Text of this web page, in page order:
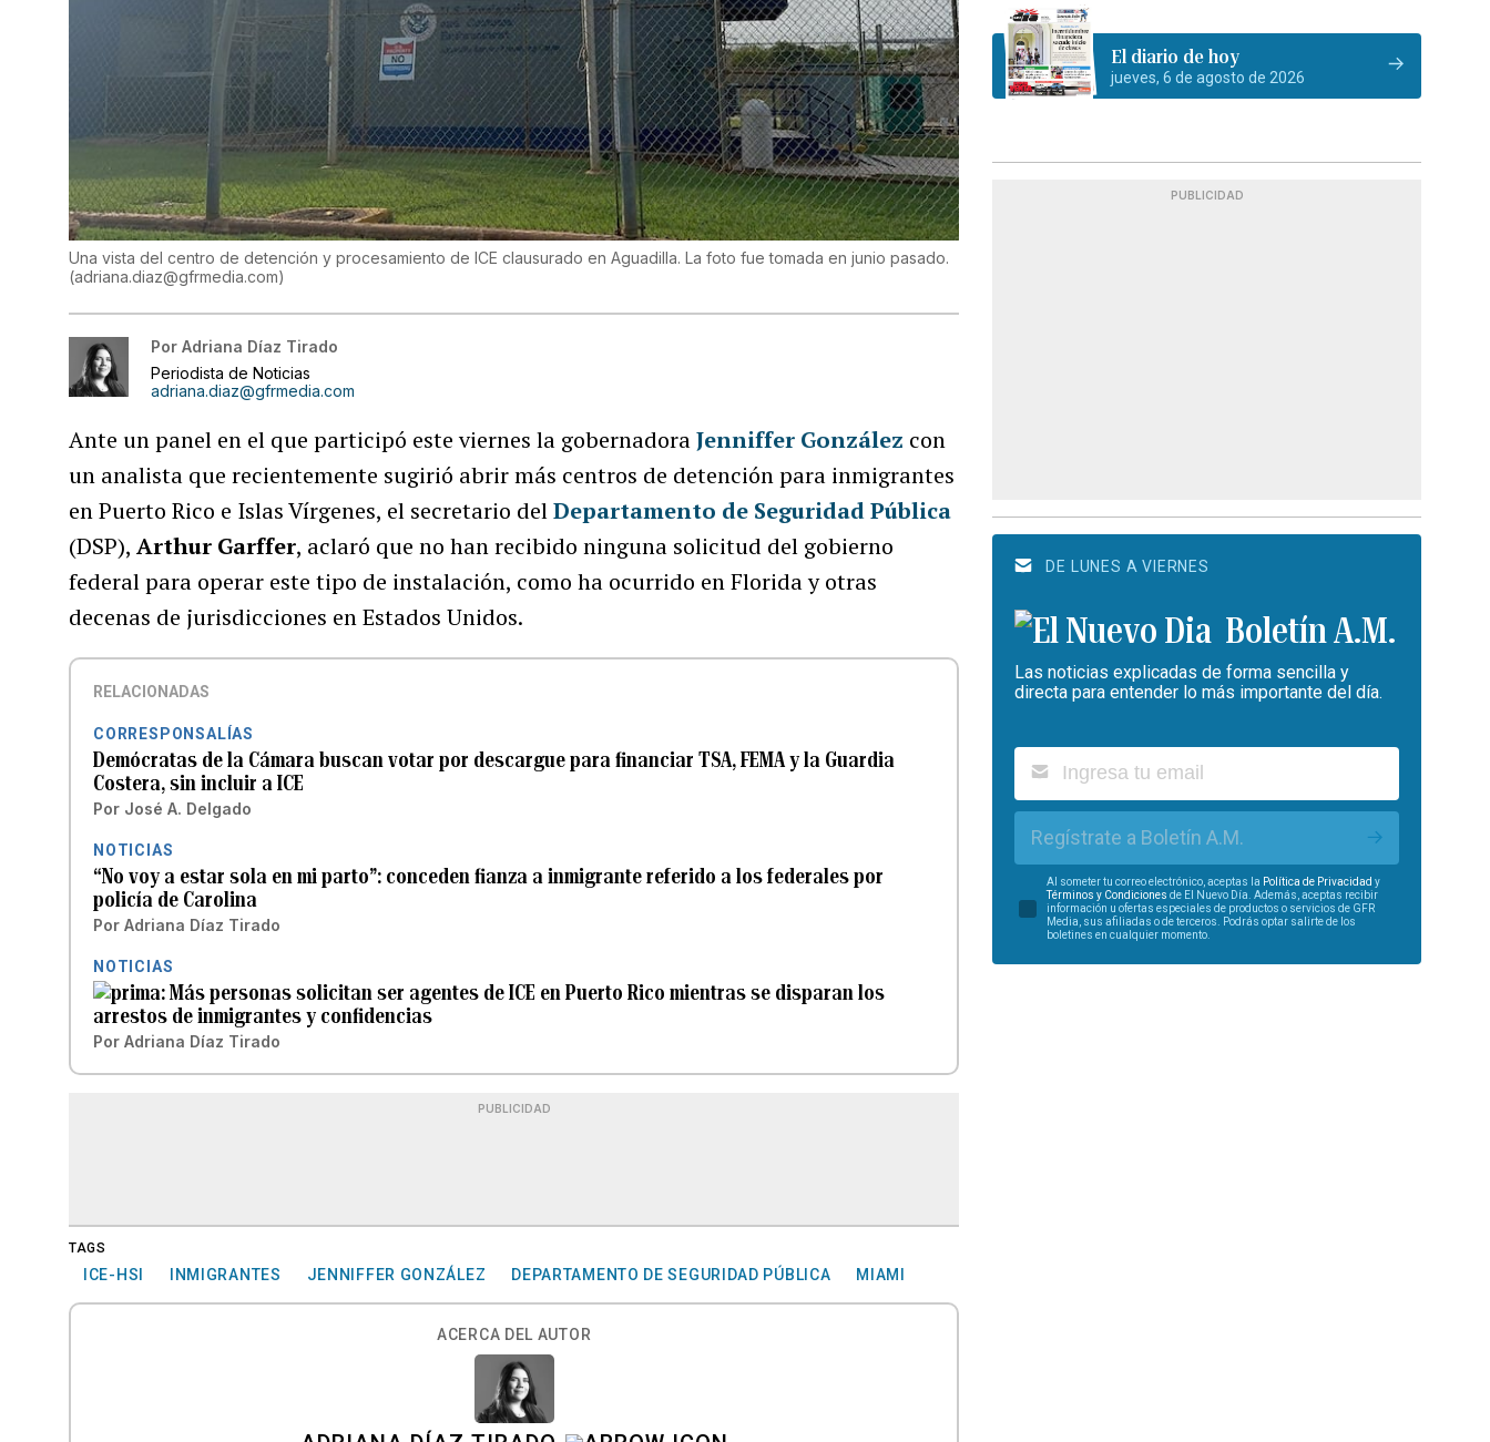
Una vista del centro de detención y procesamiento de ICE clausurado en Aguadilla. La foto fue tomada en junio pasado.
(adriana.diaz@gfrmedia.com)
Por Adriana Díaz Tirado
Periodista de Noticias
adriana.diaz@gfrmedia.com
Ante un panel en el que participó este viernes la gobernadoraJenniffer González con
un analista que recientemente sugirió abrir más centros de detención para inmigrantes
en Puerto Rico e Islas Vírgenes, el secretario delDepartamento de Seguridad Pública
(DSP),Arthur Garffer, aclaró que no han recibido ninguna solicitud del gobierno
federal para operar este tipo de instalación, como ha ocurrido en Florida y otras
decenas de jurisdicciones en Estados Unidos.
RELACIONADAS
CORRESPONSALÍAS
Demócratas de la Cámara buscan votar por descargue para financiar TSA, FEMA y la Guardia
Costera, sin incluir a ICE
Por José A. Delgado
NOTICIAS
“No voy a estar sola en mi parto”: conceden fianza a inmigrante referido a los federales por
policía de Carolina
Por Adriana Díaz Tirado
NOTICIAS
Más personas solicitan ser agentes de ICE en Puerto Rico mientras se disparan los
arrestos de inmigrantes y confidencias
Por Adriana Díaz Tirado
PUBLICIDAD
TAGS
ICE-HSI INMIGRANTES JENNIFFER GONZÁLEZ DEPARTAMENTO DE SEGURIDAD PÚBLICA MIAMI
ACERCA DEL AUTOR
El diario de hoy
jueves, 6 de agosto de 2026
PUBLICIDAD
DE LUNES A VIERNES
Boletín A.M.
Las noticias explicadas de forma sencilla y
directa para entender lo más importante del día.
Regístrate a Boletín A.M.
Al someter tu correo electrónico, aceptas la Política de Privacidad y
Términos y Condiciones de El Nuevo Día. Además, aceptas recibir
información u ofertas especiales de productos o servicios de GFR
Media, sus afiliadas o de terceros. Podrás optar salirte de los
boletines en cualquier momento.